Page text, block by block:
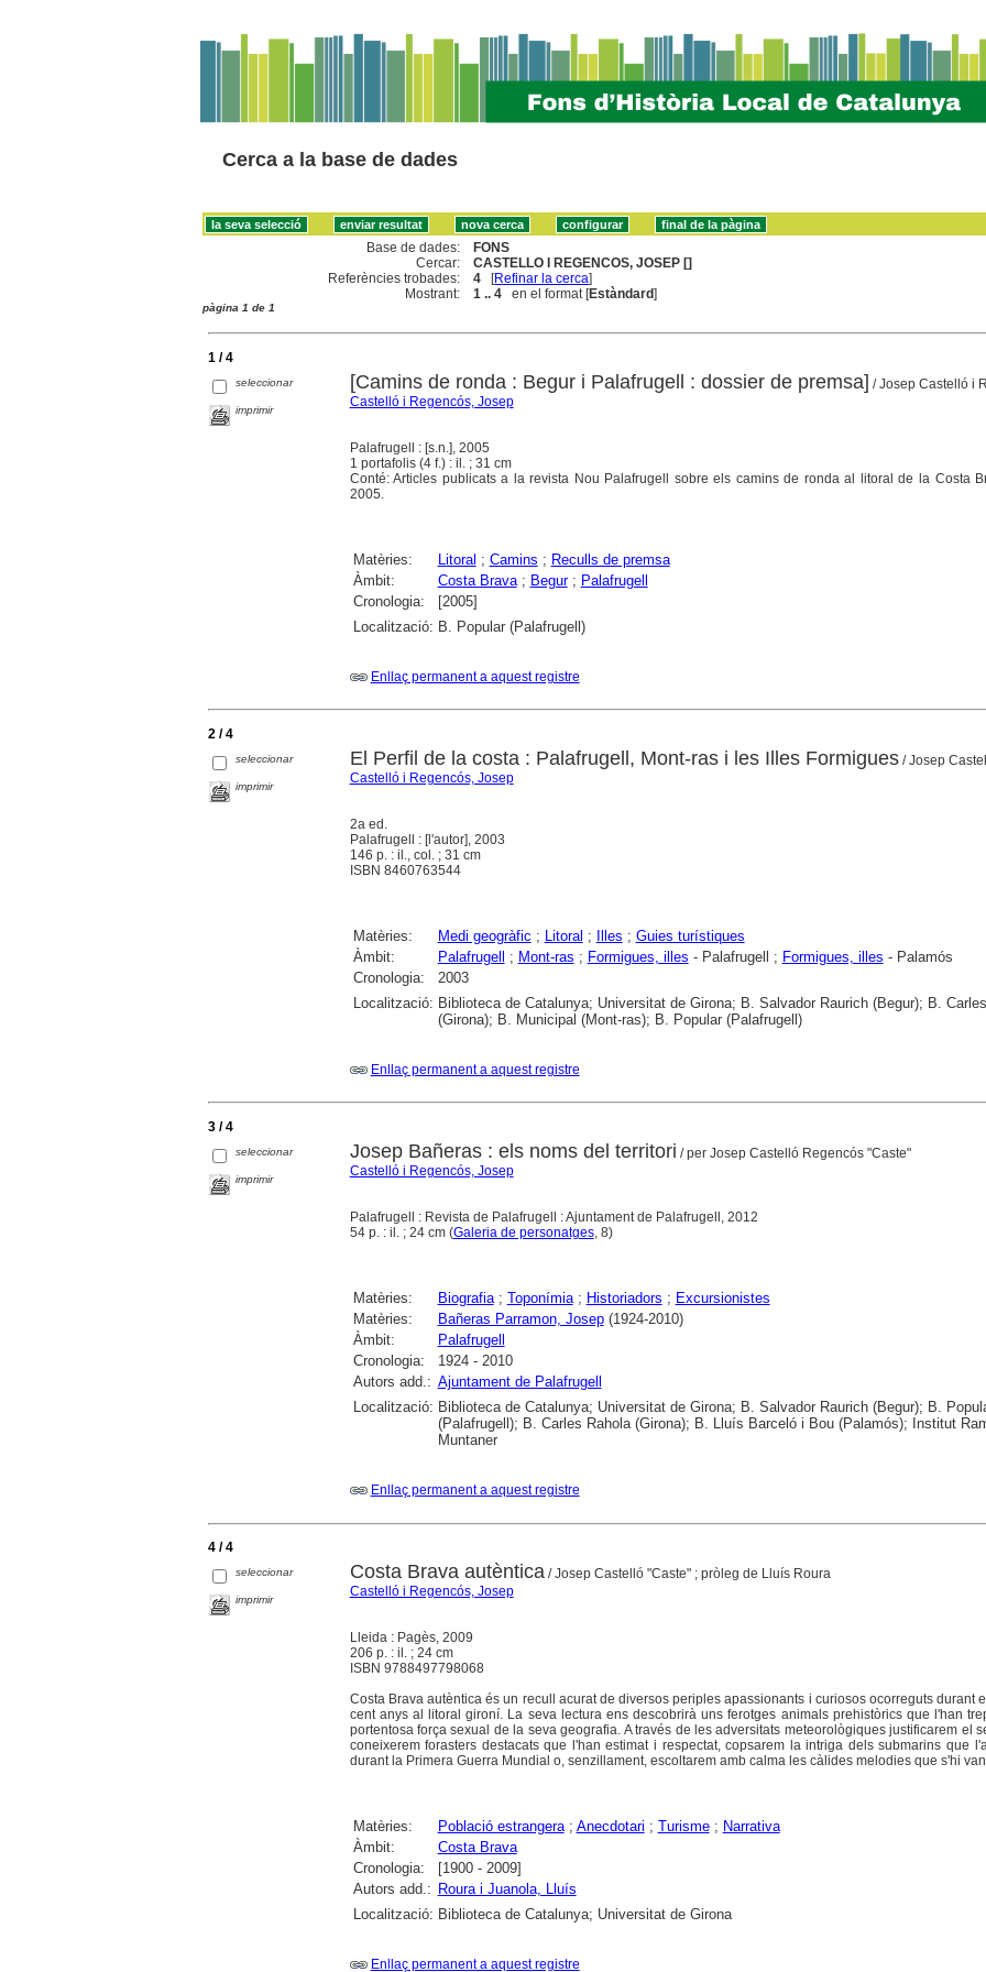
Cerca a la base de dades
Base de dades:
FONS
Cercar:
CASTELLO I REGENCOS, JOSEP []
Referències trobades:
4 [Refinar la cerca]
Mostrant:
1 .. 4 en el format [Estàndard]
pàgina 1 de 1
1 / 4
seleccionar
imprimir
[Camins de ronda : Begur i Palafrugell : dossier de premsa] / Josep Castelló i
Castelló i Regencós, Josep
Palafrugell : [s.n.], 2005
1 portafolis (4 f.) : il. ; 31 cm
Conté: Articles publicats a la revista Nou Palafrugell sobre els camins de ronda al litoral de la Costa
2005.
Matèries: Litoral ; Camins ; Reculls de premsa
Àmbit:
Costa Brava; Begur; Palafrugell
Cronologia:
[2005]
Localització: B. Popular (Palafrugell)
Enllaç permanent a aquest registre
2 / 4
seleccionar
imprimir
El Perfil de la costa : Palafrugell, Mont-ras i les Illes Formigues/ Josep
Castelló i Regencós, Josep
2a ed.
Palafrugell : [l'autor], 2003
146 p. : il., col. ; 31 cm
ISBN 8460763544
Matèries: Medi geogràfic ; Litoral ; Illes ; Guies turístiques
Àmbit:
Palafrugell ; Mont-ras ; Formigues, illes - Palafrugell ; Formigues, illes - Palamós
Cronologia:
2003
Localització: Biblioteca de Catalunya; Universitat de Girona; B. Salvador Raurich (Begur); B.
(Girona); B. Municipal (Mont-ras); B. Popular (Palafrugell)
Enllaç permanent a aquest registre
3 / 4
seleccionar
imprimir
Josep Bañeras : els noms del territori / per Josep Castelló Regencós "Caste"
Castelló i Regencós, Josep
Palafrugell : Revista de Palafrugell : Ajuntament de Palafrugell, 2012
54 p. : il. ; 24 cm (Galeria de personatges, 8)
Matèries: Biografia; Toponímia; Historiadors ; Excursionistes
Matèries:
Bañeras Parramon, Josep(1924-2010)
Àmbit:
Palafrugell
Cronologia:
1924 - 2010
Autors add.: Ajuntament de Palafrugell
Localització: Biblioteca de Catalunya; Universitat de Girona; B. Salvador Raurich (Begur); B.
(Palafrugell); B. Carles Rahola (Girona); B. Lluís Barceló i Bou (Palamós); Institut
Muntaner
Enllaç permanent a aquest registre
4 / 4
seleccionar
imprimir
Costa Brava autèntica/ Josep Castelló "Caste" ; pròleg de Lluís Roura
Castelló i Regencós, Josep
Lleida : Pagès, 2009
206 p. : il. ; 24 cm
ISBN 9788497798068
Costa Brava autèntica és un recull acurat de diversos periples apassionants i curiosos ocorreguts durant
cent anys al litoral gironí. La seva lectura ens descobrirà uns ferotges animals prehistòrics que l'han
portentosa força sexual de la seva geografia. A través de les adversitats meteorològiques justificarem el
coneixerem forasters destacats que l'han estimat i respectat, copsarem la intriga dels submarins que
durant la Primera Guerra Mundial o, senzillament, escoltarem amb calma les càlides melodies que s'hi
Matèries: Població estrangera; Anecdotari ; Turisme; Narrativa
Àmbit:
Costa Brava
Cronologia:
[1900 - 2009]
Autors add.: Roura i Juanola, Lluís
Localització: Biblioteca de Catalunya; Universitat de Girona
Enllaç permanent a aquest registre